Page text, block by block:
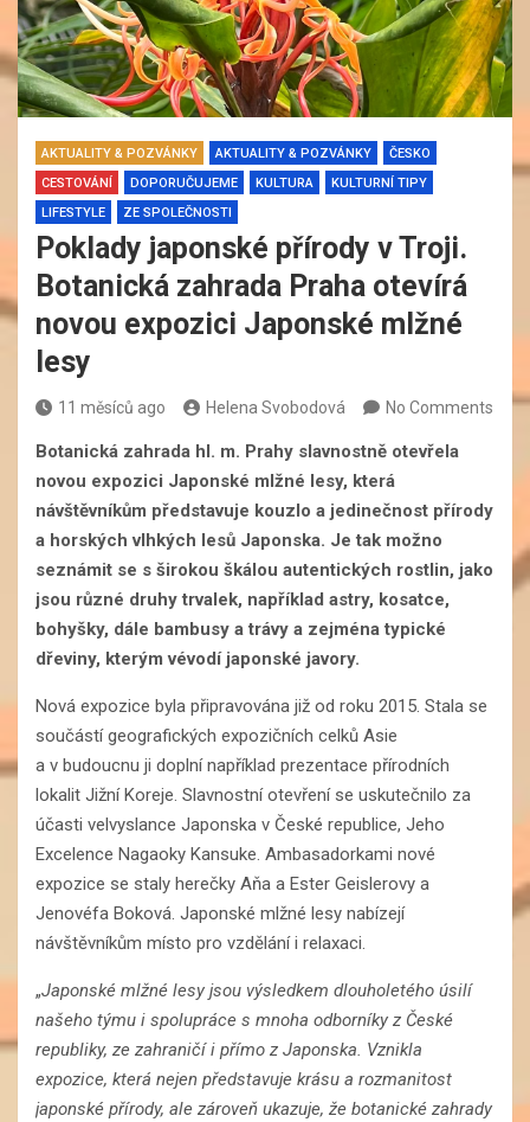
AKTUALITY & POZVÁNKY AKTUALITY & POZVÁNKY
ČESKO
CESTOVÁNÍ
DOPORUČUJEME KULTURA
KULTURNÍ TIPY
LIFESTYLE
ZE SPOLEČNOSTI
Poklady japonské přírody v Troji.
Botanická zahrada Praha otevírá
novou expozici Japonské mlžné
lesy
11 měsíců ago Helena Svobodová No Comments
Botanická zahrada hl. m. Prahy slavnostně otevřela
novou expozici Japonské mlžné lesy, která
návštěvníkům představuje kouzlo a jedinečnost přírody
a horských vlhkých lesů Japonska. Je tak možno
seznámit se s širokou škálou autentických rostlin, jako
jsou různé druhy trvalek, například astry, kosatce,
bohyšky, dále bambusy a trávy a zejména typické
dřeviny, kterým vévodí japonské javory.
Nová expozice byla připravována již od roku 2015. Stala se
součástí geografických expozičních celků Asie
a v budoucnu ji doplní například prezentace přírodních
lokalit Jižní Koreje. Slavnostní otevření se uskutečnilo za
účasti velvyslance Japonska v České republice, Jeho
Excelence Nagaoky Kansuke. Ambasadorkami nové
expozice se staly herečky Aňa a Ester Geislerovy a
Jenovéfa Boková. Japonské mlžné lesy nabízejí
návštěvníkům místo pro vzdělání i relaxaci.
„Japonské mlžné lesy jsou výsledkem dlouholetého úsilí
našeho týmu i spolupráce s mnoha odborníky z České
republiky, ze zahraničí i přímo z Japonska. Vznikla
expozice, která nejen představuje krásu a rozmanitost
japonské přírody, ale zároveň ukazuje, že botanické zahrady